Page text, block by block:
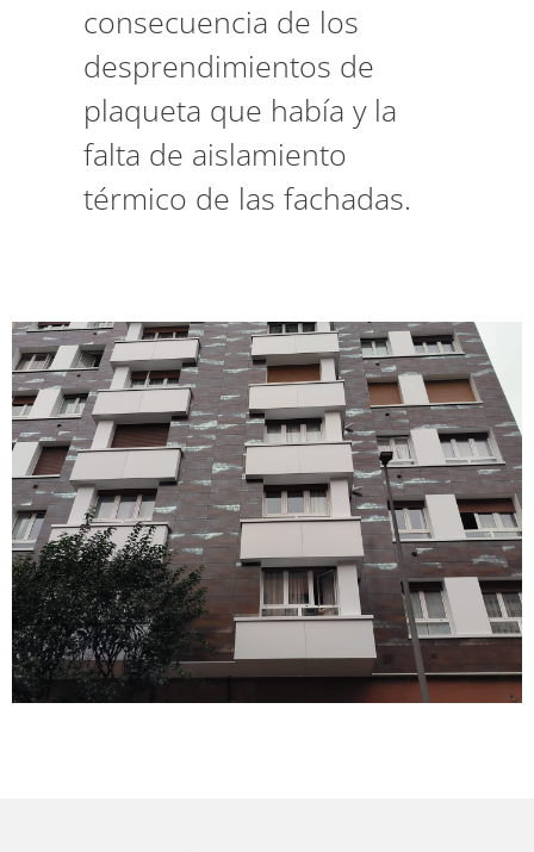
consecuencia de los
desprendimientos de
plaqueta que había y la
falta de aislamiento
térmico de las fachadas.